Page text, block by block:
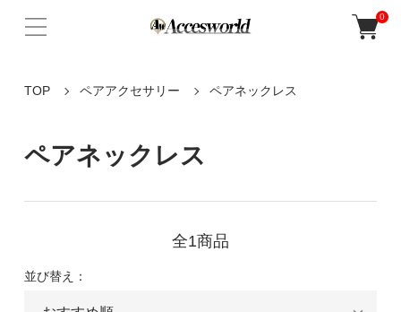
0
TOP ペアアクセサリー ペアネックレス
ペアネックレス
全1商品
並び替え：